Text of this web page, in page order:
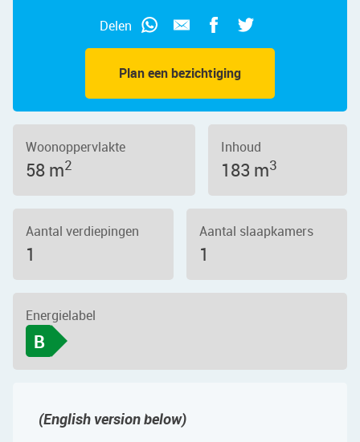
Plan een bezichtiging
Delen
Woonoppervlakte
58 m2
Inhoud
183 m3
Aantal verdiepingen
1
Aantal slaapkamers
1
Energielabel
B
(English version below)